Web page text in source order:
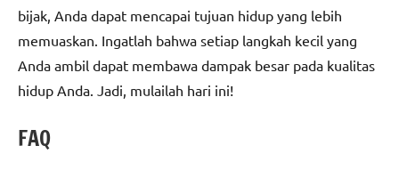
bijak, Anda dapat mencapai tujuan hidup yang lebih
memuaskan. Ingatlah bahwa setiap langkah kecil yang
Anda ambil dapat membawa dampak besar pada kualitas
hidup Anda. Jadi, mulailah hari ini!
FAQ